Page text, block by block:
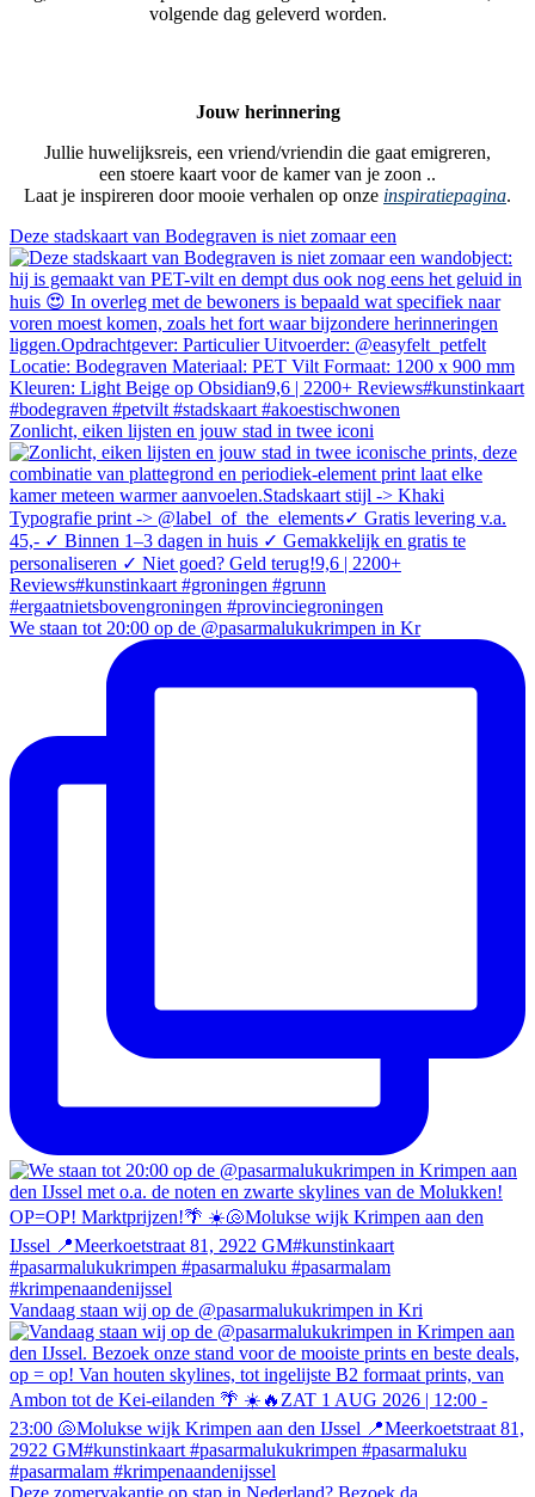
volgende dag geleverd worden.
Jouw herinnering
Jullie huwelijksreis, een vriend/vriendin die gaat emigreren,
een stoere kaart voor de kamer van je zoon ..
Laat je inspireren door mooie verhalen op onze inspiratiepagina.
Deze stadskaart van Bodegraven is niet zomaar een
Zonlicht, eiken lijsten en jouw stad in twee iconi
We staan tot 20:00 op de @pasarmalukukrimpen in Kr
Vandaag staan wij op de @pasarmalukukrimpen in Kri